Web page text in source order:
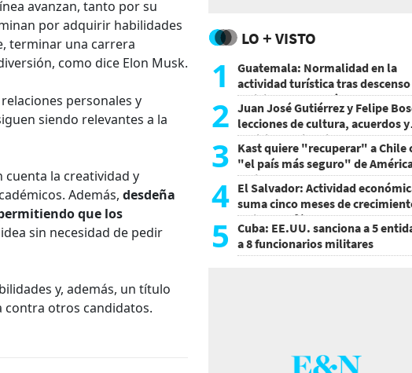
avanzan, tanto por su
por adquirir habilidades
terminar una carrera
como dice Elon Musk.
personales y
siendo relevantes a la
cuenta la creatividad y
Además, desdeña
que los
sin necesidad de pedir
y, además, un título
contra otros candidatos.
LO + VISTO
1
Guatemala: Normalidad en la
actividad turística tras
actividad del volcán de Fuego
2 Juan José Gutiérrez y Felipe
lecciones de cultura, acuerdos y
decisiones sin miedo
3 Kast quiere "recuperar" a Chile
"el país más seguro" de
Latina
4 El Salvador: Actividad
suma cinco meses de
arriba de 4%
5
Cuba: EE.UU. sanciona a 5
a 8 funcionarios militares